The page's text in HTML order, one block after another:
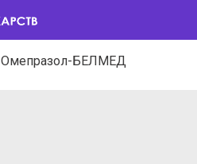
Омепразол-БЕЛМЕД